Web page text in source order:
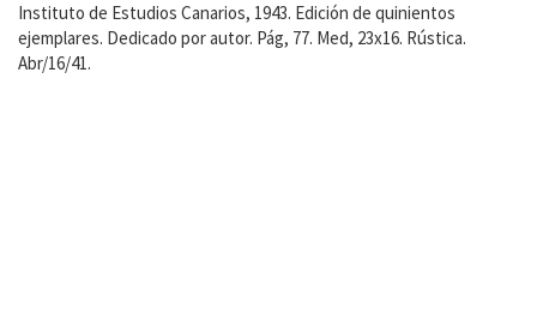
Instituto de Estudios Canarios, 1943. Edición de quinientos
ejemplares. Dedicado por autor. Pág, 77. Med, 23x16. Rústica.
Abr/16/41.